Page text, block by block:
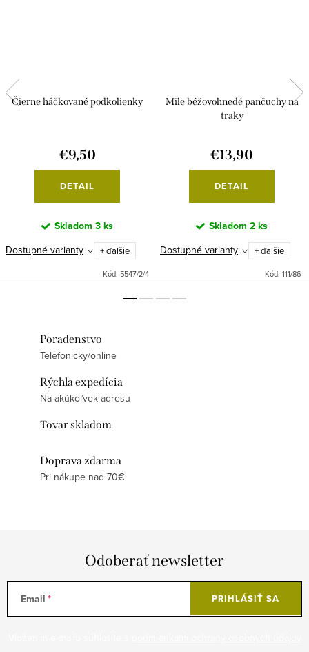
Čierne háčkované podkolienky
€9,50
DETAIL
Skladom 3 ks
Dostupné varianty
+ ďalšie
Kód: 5547/2/4
Mile béžovohnedé pančuchy na
traky
€13,90
DETAIL
Skladom 2 ks
Dostupné varianty
+ ďalšie
Kód: 111/86-
Poradenstvo
Telefonicky/online
Rýchla expedícia
Na akúkoľvek adresu
Tovar skladom
Doprava zdarma
Pri nákupe nad 70€
Odoberať newsletter
Email PRIHLÁSIŤ SA